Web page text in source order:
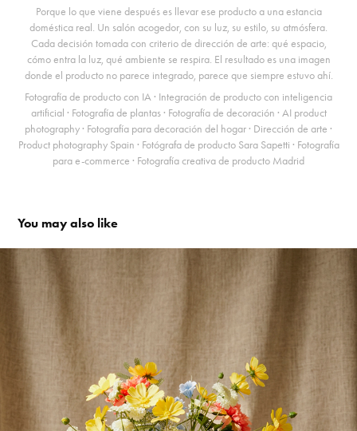
Porque lo que viene después es llevar ese producto a una estancia
doméstica real. Un salón acogedor, con su luz, su estilo, su atmósfera.
Cada decisión tomada con criterio de dirección de arte: qué espacio,
cómo entra la luz, qué ambiente se respira. El resultado es una imagen
donde el producto no parece integrado, parece que siempre estuvo ahí.
Fotografía de producto con IA · Integración de producto con inteligencia
artificial · Fotografía de plantas · Fotografía de decoración · AI product
photography · Fotografía para decoración del hogar · Dirección de arte ·
Product photography Spain · Fotógrafa de producto Sara Sapetti · Fotografía
para e-commerce · Fotografía creativa de producto Madrid
You may also like